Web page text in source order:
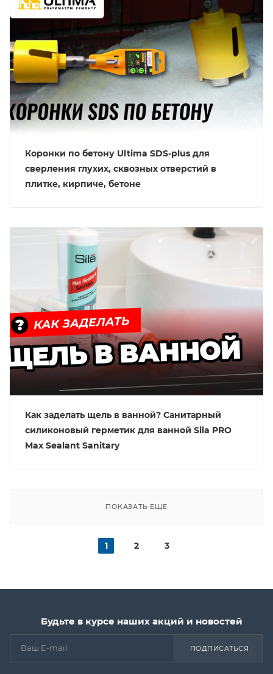
Коронки по бетону Ultima SDS-plus для
сверления глухих, сквозных отверстий в
плитке, кирпиче, бетоне
Как заделать щель в ванной? Санитарный
силиконовый герметик для ванной Sila PRO
Max Sealant Sanitary
ПОКАЗАТЬ ЕЩЕ
1 2 3
Будьте в курсе наших акций и новостей
ПОДПИСАТЬСЯ